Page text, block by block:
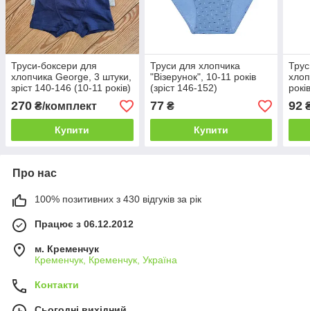
Труси-боксери для
хлопчика George, 3 штуки,
зріст 140-146 (10-11 років)
270 ₴/комплект
Купити
Труси для хлопчика
"Візерунок", 10-11 років
(зріст 146-152)
77₴
Купити
92
Про нас
100% позитивних з 430 відгуків за рік
Працює з 06.12.2012
м. Кременчук
Кременчук, Кременчук, Україна
Контакти